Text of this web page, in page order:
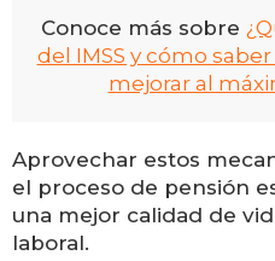
Conoce más sobre
del IMSS y cómo
mejorar al
Aprovechar estos
el proceso de pensión
una mejor calidad de
laboral.